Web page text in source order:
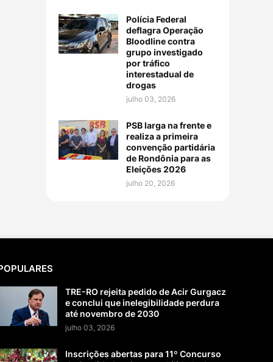
Polícia Federal
deflagra Operação
Bloodline contra
grupo investigado
por tráfico
interestadual de
drogas
julho 03, 2026
PSB larga na frente e
realiza a primeira
convenção partidária
de Rondônia para as
Eleições 2026
julho 20, 2026
TRE-RO rejeita pedido de Acir Gurgacz
e conclui que inelegibilidade perdura
até novembro de 2030
julho 03, 2026
Inscrições abertas para 11º Concurso